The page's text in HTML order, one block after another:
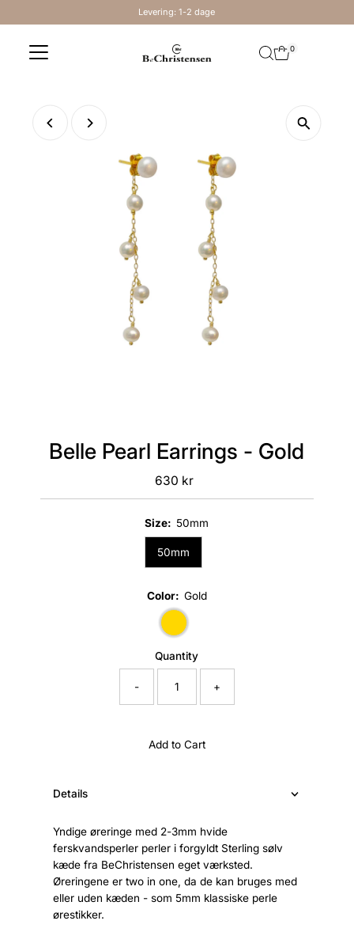
Levering: 1-2 dage
0
Belle Pearl Earrings - Gold
Regular
Price
630 kr
Size: 50mm
50mm
Color: Gold
Quantity
- +
Add to Cart
Details
Yndige øreringe med 2-3mm hvide
ferskvandsperler perler i forgyldt Sterling sølv
kæde fra BeChristensen eget værksted.
Øreringene er two in one, da de kan bruges med
eller uden kæden - som 5mm klassiske perle
ørestikker.